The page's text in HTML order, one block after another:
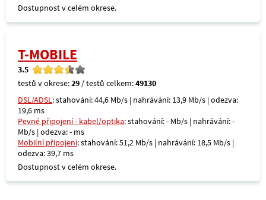
Dostupnost v celém okrese.
T-MOBILE
3.5
testů v okrese:29 / testů celkem:49130
DSL/ADSL: stahování: 44,6 Mb/s | nahrávání: 13,9 Mb/s | odezva:
19,6 ms
Pevné připojení - kabel/optika: stahování: - Mb/s | nahrávání: -
Mb/s | odezva: - ms
Mobilní připojení: stahování: 51,2 Mb/s | nahrávání: 18,5 Mb/s |
odezva: 39,7 ms
Dostupnost v celém okrese.